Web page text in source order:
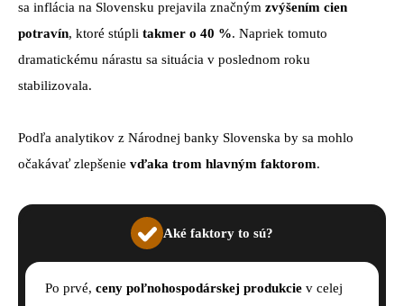
sa inflácia na Slovensku prejavila značným zvýšením cien
potravín, ktoré stúpli takmer o 40 %. Napriek tomuto
dramatickému nárastu sa situácia v poslednom roku
stabilizovala.
Podľa analytikov z Národnej banky Slovenska by sa mohlo
očakávať zlepšenie vďaka trom hlavným faktorom.
Aké faktory to sú?
Po prvé, ceny poľnohospodárskej produkcie v celej